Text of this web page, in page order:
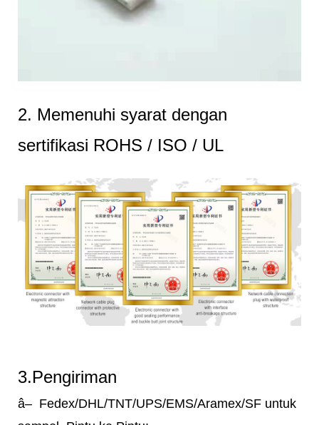
2. Memenuhi syarat dengan
sertifikasi ROHS / ISO / UL
3.Pengiriman
â– Fedex/DHL/TNT/UPS/EMS/Aramex/SF untuk